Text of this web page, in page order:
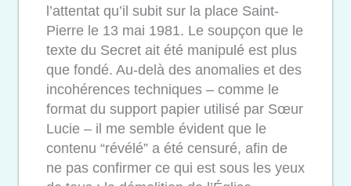
l’attentat qu’il subit sur la place Saint-
Pierre le 13 mai 1981. Le soupçon que le
texte du Secret ait été manipulé est plus
que fondé. Au-delà des anomalies et des
incohérences techniques – comme le
format du support papier utilisé par Sœur
Lucie – il me semble évident que le
contenu “révélé” a été censuré, afin de
ne pas confirmer ce qui est sous les yeux